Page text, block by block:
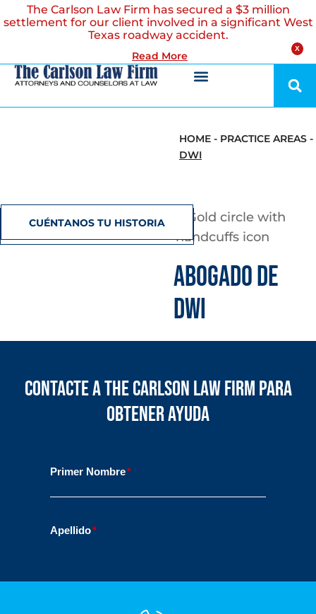
X
The Carlson Law Firm has secured a $3 million
settlement for our client involved in a significant West
Texas roadway accident.
Read More
CUÉNTANOS TU HISTORIA
HOME - PRACTICE AREAS -
DWI
ABOGADO DE
DWI
Contacte a The Carlson Law Firm para
obtener ayuda